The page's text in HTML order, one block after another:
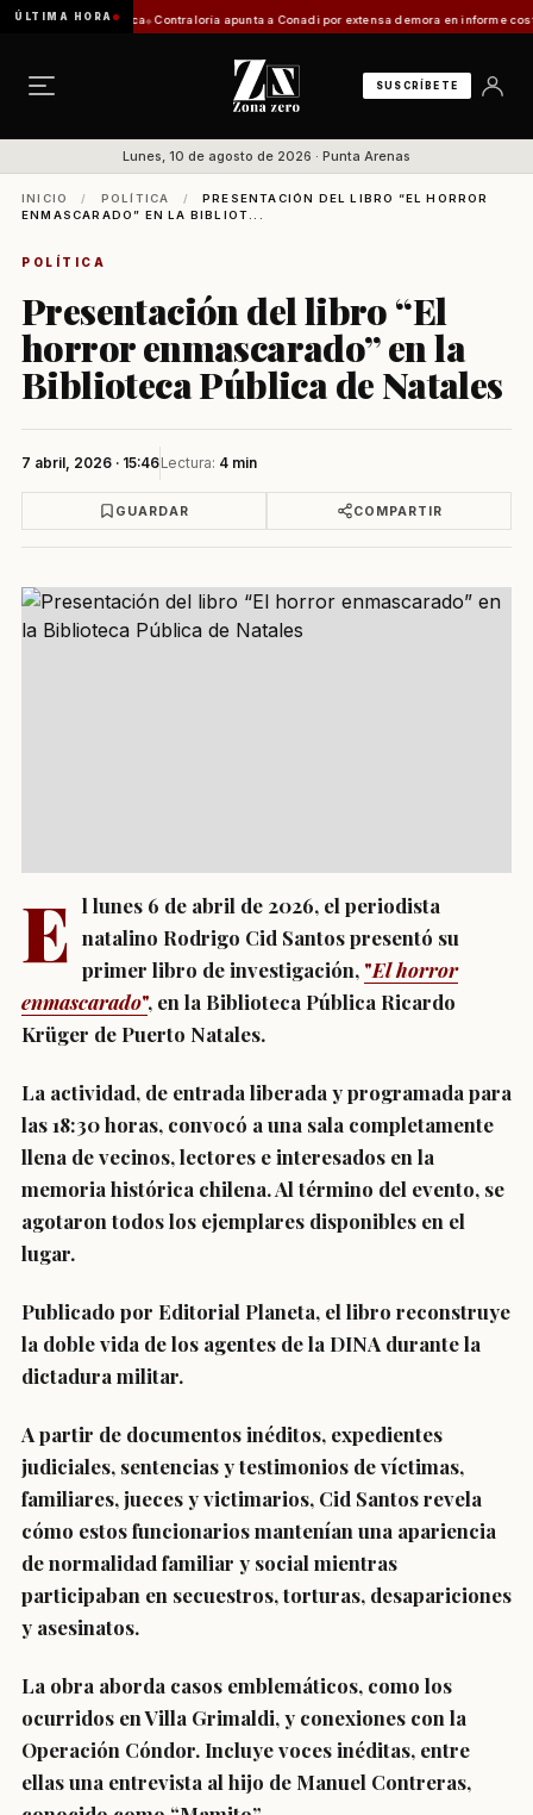
ÚLTIMA HORA
Zona Franca Contraloría apunta a Conadi por extensa demora en informe costero
SUSCRÍBETE
Lunes, 10 de agosto de 2026 · Punta Arenas
INICIO / POLÍTICA /
PRESENTACIÓN DEL LIBRO “EL HORROR
ENMASCARADO” EN LA BIBLIOT...
POLÍTICA
Presentación del libro “El
horror enmascarado” en la
Biblioteca Pública de Natales
7 abril, 2026 · 15:46Lectura: 4 min
GUARDAR COMPARTIR
E l lunes 6 de abril de 2026, el periodista
natalino Rodrigo Cid Santospresentó su
primer libro de investigación, "El horror
enmascarado", en la Biblioteca Pública Ricardo
Krüger de Puerto Natales.
La actividad, de entrada liberada y programada para
las 18:30 horas, convocó a una sala completamente
llena de vecinos, lectores e interesados en la
memoria histórica chilena. Al término del evento, se
agotaron todos los ejemplares disponibles en el
lugar.
Publicado por Editorial Planeta, el libro reconstruye
la doble vida de los agentes de la DINA durante la
dictadura militar.
A partir de documentos inéditos, expedientes
judiciales, sentencias y testimonios de víctimas,
familiares, jueces y victimarios, Cid Santos revela
cómo estos funcionarios mantenían una apariencia
de normalidad familiar y social mientras
participaban en secuestros, torturas, desapariciones
y asesinatos.
La obra aborda casos emblemáticos, como los
ocurridos en Villa Grimaldi, y conexiones con la
Operación Cóndor. Incluye voces inéditas, entre
ellas una entrevista al hijo de Manuel Contreras,